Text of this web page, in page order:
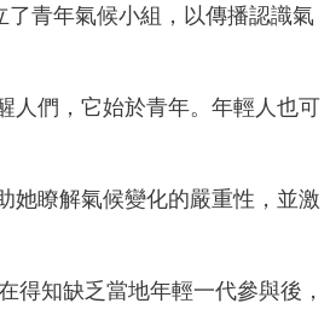
了青年氣候小組，以傳播認識氣
人們，它始於青年。年輕人也可
她瞭解氣候變化的嚴重性，並激
得知缺乏當地年輕一代參與後，